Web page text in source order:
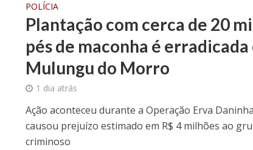
POLÍCIA
Plantação com cerca de 20
pés de maconha é erradicada
Mulungu do Morro
1 dia atrás
Ação aconteceu durante a Operação Erva
causou prejuízo estimado em R$ 4 milhões ao
criminoso